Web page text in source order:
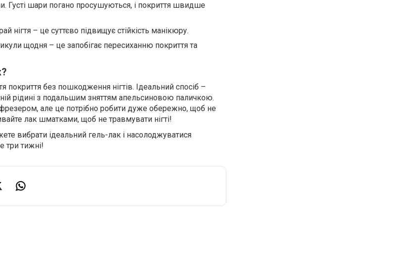
Густі шари погано просушуються, і покриття швидше
нігтя – це суттєво підвищує стійкість манікюру.
щодня – це запобігає пересиханню покриття та
без пошкодження нігтів. Ідеальний спосіб –
рідині з подальшим зняттям апельсиновою паличкою.
але це потрібно робити дуже обережно, щоб не
лак шматками, щоб не травмувати нігті!
вибрати ідеальний гель-лак і насолоджуватися
тижні!